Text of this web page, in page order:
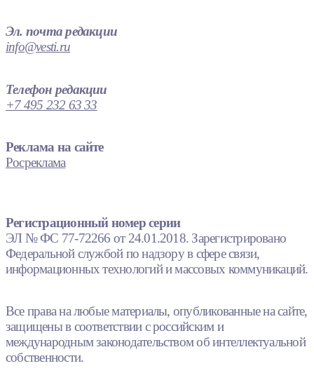
Эл. почта редакции
info@vesti.ru
Телефон редакции
+7 495 232 63 33
Реклама на сайте
Росреклама
Регистрационный номер серии
ЭЛ № ФС 77-72266 от 24.01.2018. Зарегистрировано
Федеральной службой по надзору в сфере связи,
информационных технологий и массовых коммуникаций.
Все права на любые материалы, опубликованные на сайте,
защищены в соответствии с российским и
международным законодательством об интеллектуальной
собственности.